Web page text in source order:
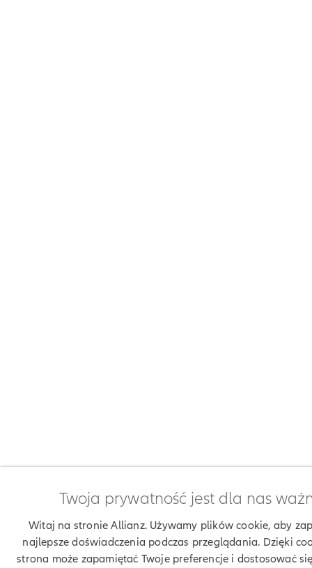
Twoja prywatność jest dla nas
Witaj na stronie Allianz. Używamy plików cookie, aby
najlepsze doświadczenia podczas przeglądania. Dzięki
strona może zapamiętać Twoje preferencje i dostosować